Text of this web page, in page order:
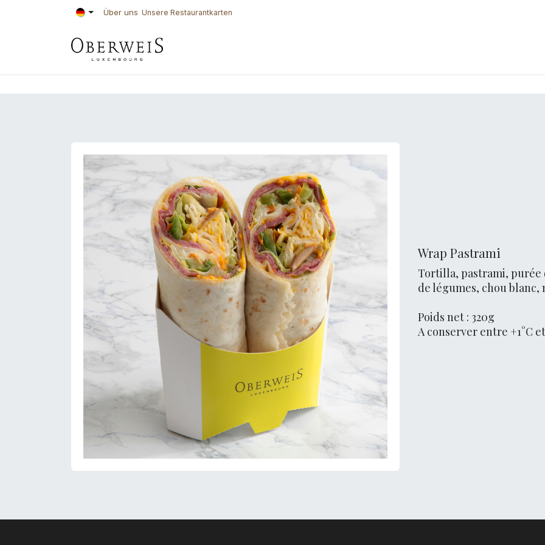
Zum Inhalt springen Über uns Unsere Restaurantkarten
Wrap Pastrami
Tortilla, pastrami,
de légumes, chou
Poids net : 320g
A conserver entre +1°C